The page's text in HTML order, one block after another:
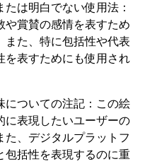
は明白でない使用法：
や賞賛の感情を表すため
また、特に包括性や代表
を表すためにも使用され
についての注記：この絵
に表現したいユーザーの
た、デジタルプラットフ
包括性を表現するのに重